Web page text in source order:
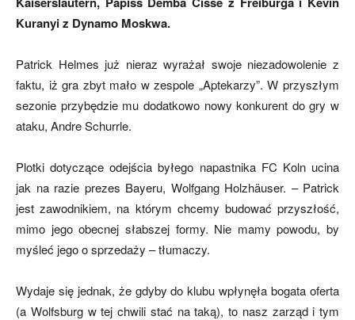
aktualności
(transfery,
mecze,
skład)
Kuranyi z Dynamo Moskwa.
Patrick Helmes już nieraz wyrażał swoje niezadowolenie z
faktu, iż gra zbyt mało w zespole „Aptekarzy”. W przyszłym
sezonie przybędzie mu dodatkowo nowy konkurent do gry w
ataku, Andre Schurrle.
Plotki dotyczące odejścia byłego napastnika FC Koln ucina
jak na razie prezes Bayeru, Wolfgang Holzhäuser. – Patrick
jest zawodnikiem, na którym chcemy budować przyszłość,
mimo jego obecnej słabszej formy. Nie mamy powodu, by
myśleć jego o sprzedaży – tłumaczy.
Wydaje się jednak, że gdyby do klubu wpłynęła bogata oferta
(a Wolfsburg w tej chwili stać na taką), to nasz zarząd i tym